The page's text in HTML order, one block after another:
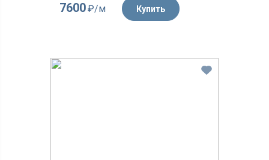
7600₽/м Купить